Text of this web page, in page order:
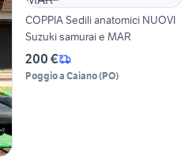
COPPIA Sedili anatomici NUOVI
Suzuki samurai e MAR
200 €
Poggio a Caiano(PO)